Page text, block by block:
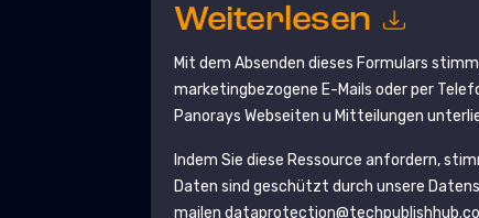
Weiterlesen
Mit dem Absenden dieses Formulars
marketingbezogene E-Mails oder per
Panorays Webseiten u Mitteilungen
Indem Sie diese Ressource anfordern,
Daten sind geschützt durch unsere
mailen